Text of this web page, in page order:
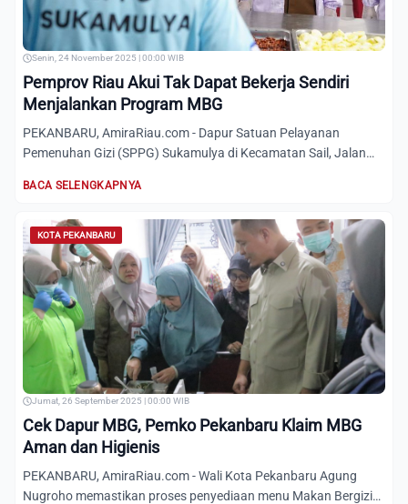
Senin, 24 November 2025 | 00:00 WIB
Pemprov Riau Akui Tak Dapat Bekerja Sendiri
Menjalankan Program MBG
PEKANBARU, AmiraRiau.com - Dapur Satuan Pelayanan
Pemenuhan Gizi (SPPG) Sukamulya di Kecamatan Sail, Jalan
BACA SELENGKAPNYA
KOTA PEKANBARU
Jumat, 26 September 2025 | 00:00 WIB
Cek Dapur MBG, Pemko Pekanbaru Klaim MBG
Aman dan Higienis
PEKANBARU, AmiraRiau.com - Wali Kota Pekanbaru Agung
Nugroho memastikan proses penyediaan menu Makan Bergizi